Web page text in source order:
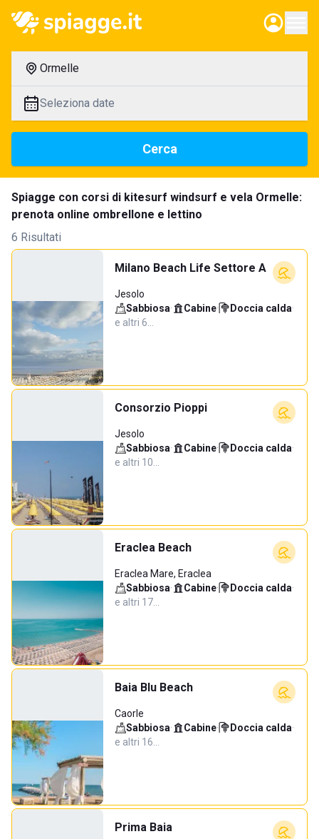
Ormelle
Seleziona date
Cerca
Spiagge con corsi di kitesurf windsurf e vela Ormelle:
prenota online ombrellone e lettino
6 Risultati
Milano Beach Life Settore A
Jesolo
Sabbiosa· Cabine· Doccia calda·
e altri 6…
Consorzio Pioppi
Jesolo
Sabbiosa· Cabine· Doccia calda·
e altri 10…
Eraclea Beach
Eraclea Mare, Eraclea
Sabbiosa· Cabine· Doccia calda·
e altri 17…
Baia Blu Beach
Caorle
Sabbiosa· Cabine· Doccia calda·
e altri 16…
Prima Baia